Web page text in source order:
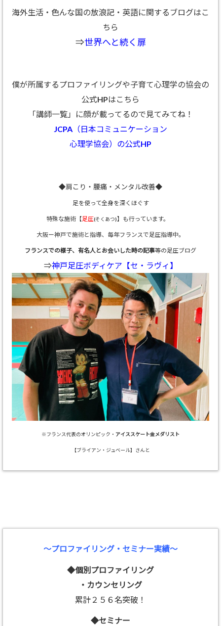
海外生活・色んな国の放浪記・英語に関するブログはこ
ちら
⇒世界へと続く扉
僕が所属するプロファイリングや子育て心理学の協会の
公式HPはこちら
「講師一覧」に顔が載ってるので見てみてね！
JCPA（日本コミュニケーション
心理学協会）の公式HP
◆肩こり・腰痛・メンタル改善◆
足を使って全身を深くほぐす
特殊な施術【足圧(そくあつ)】も行っています。
大阪ー神戸で施術と指導、 毎年フランスで足圧指導中。
フランスでの様子、有名人とお会いした時の記事等の足圧ブログ
⇒神戸足圧ボディケア【セ・ラヴィ】
※フランス代表のオリンピック・ アイススケート金メダリスト
【ブライアン・ジュベール】さんと
～プロファイリング・セミナー実績～
◆個別プロファイリング
・カウンセリング
累計２５６名突破！
◆セミナー